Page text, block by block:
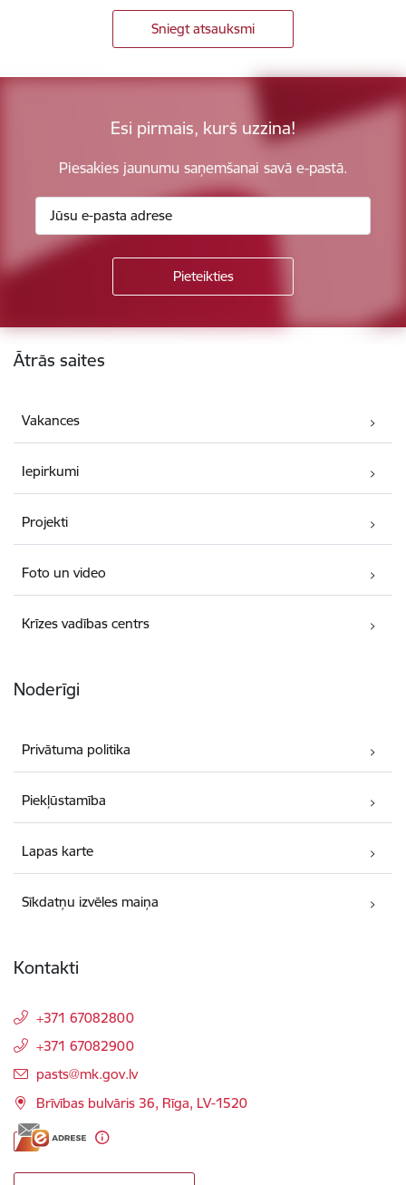
Sniegt atsauksmi
Esi pirmais, kurš uzzina!
Piesakies jaunumu saņemšanai savā e-pastā.
Kājene
Ātrās saites
Vakances
Iepirkumi
Projekti
Foto un video
Krīzes vadības centrs
Noderīgi
Privātuma politika
Piekļūstamība
Lapas karte
Sīkdatņu izvēles maiņa
Kontakti
+371 67082800
+371 67082900
E-pasts:
pasts@mk.gov.lv
Brīvības bulvāris 36, Rīga, LV-1520